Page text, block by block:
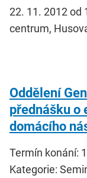
22. 11. 2012 od
centrum,
Oddělení
přednášku o
domácího
Termín konání:
Kategorie: